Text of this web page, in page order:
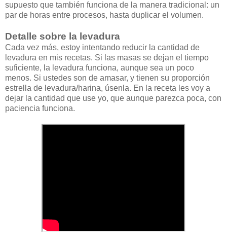
supuesto que también funciona de la manera tradicional: un
par de horas entre procesos, hasta duplicar el volumen.
Detalle sobre la levadura
Cada vez más, estoy intentando reducir la cantidad de
levadura en mis recetas. Si las masas se dejan el tiempo
suficiente, la levadura funciona, aunque sea un poco
menos. Si ustedes son de amasar, y tienen su proporción
estrella de levadura/harina, úsenla. En la receta les voy a
dejar la cantidad que use yo, que aunque parezca poca, con
paciencia funciona.